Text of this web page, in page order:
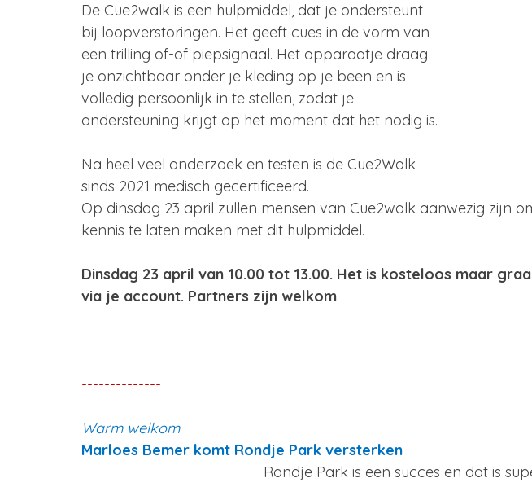
De Cue2walk is een hulpmiddel, dat je ondersteunt
bij loopverstoringen. Het geeft cues in de vorm van
een trilling of-of piepsignaal. Het apparaatje draag
je onzichtbaar onder je kleding op je been en is
volledig persoonlijk in te stellen, zodat je
ondersteuning krijgt op het moment dat het nodig is.
Na heel veel onderzoek en testen is de Cue2Walk
sinds 2021 medisch gecertificeerd.
Op dinsdag 23 april zullen mensen van Cue2walk aanwezig zijn
kennis te laten maken met dit hulpmiddel.
Dinsdag 23 april van 10.00 tot 13.00. Het is kosteloos maar
via je account. Partners zijn welkom
--------------
Warm welkom
Marloes Bemer komt Rondje Park versterken
Rondje Park is een succes en dat is